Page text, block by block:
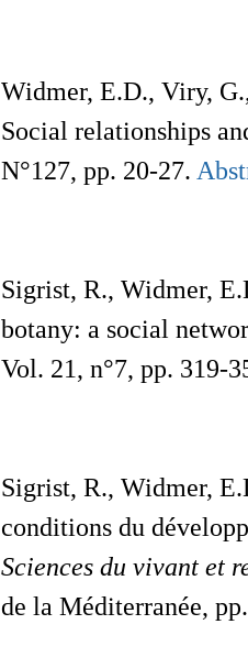
Widmer, E.D., Viry,
Social relationships
N°127, pp. 20-27.
Sigrist, R., Widmer,
botany: a social
Vol. 21, n°7, pp. 319-
Sigrist, R., Widmer,
conditions du
Sciences du vivant et
de la Méditerranée,